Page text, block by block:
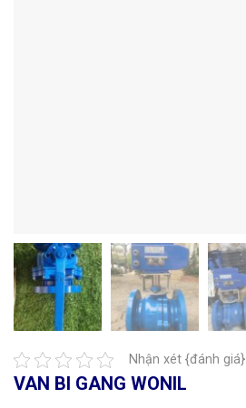
Nhận xét {đánh giá}
VAN BI GANG WONIL